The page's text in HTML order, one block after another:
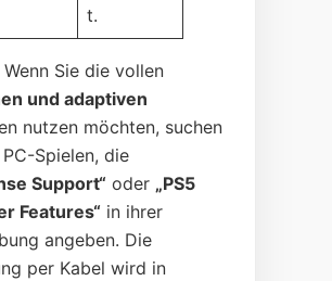
t.
Wenn Sie die vollen
und adaptiven
nutzen möchten, suchen
Spielen, die
Support“ oder „PS5
Features“ in ihrer
angeben. Die
per Kabel wird in